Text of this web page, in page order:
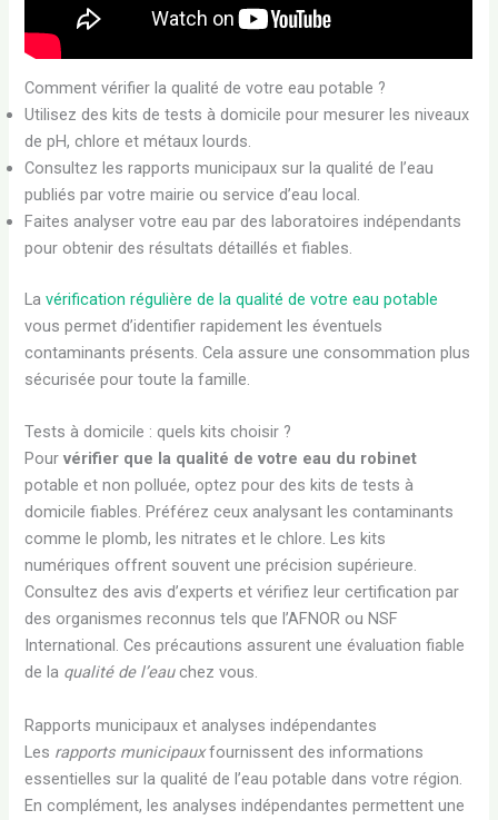
Comment vérifier la qualité de votre eau potable ?
Utilisez des kits de tests à domicile pour mesurer les niveaux
de pH, chlore et métaux lourds.
Consultez les rapports municipaux sur la qualité de l’eau
publiés par votre mairie ou service d’eau local.
Faites analyser votre eau par des laboratoires indépendants
pour obtenir des résultats détaillés et fiables.
Lavérification régulière de la qualité de votre eau potable
vous permet d’identifier rapidement les éventuels
contaminants présents. Cela assure une consommation plus
sécurisée pour toute la famille.
Tests à domicile : quels kits choisir ?
Pourvérifier que la qualité de votre eau du robinet
potable et non polluée, optez pour des kits de tests à
domicile fiables. Préférez ceux analysant les contaminants
comme le plomb, les nitrates et le chlore. Les kits
numériques offrent souvent une précision supérieure.
Consultez des avis d’experts et vérifiez leur certification par
des organismes reconnus tels que l’AFNOR ou NSF
International. Ces précautions assurent une évaluation fiable
de la qualité de l’eauchez vous.
Rapports municipaux et analyses indépendantes
Les rapports municipauxfournissent des informations
essentielles sur la qualité de l’eau potable dans votre région.
En complément, les analyses indépendantes permettent une